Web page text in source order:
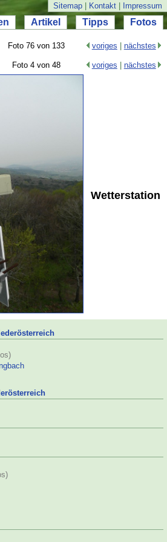
Sitemap Kontakt Impressum
Artikel Tipps Fotos
Foto 76 von 133 voriges nächstes
Foto 4 von 48 voriges nächstes
Wetterstation